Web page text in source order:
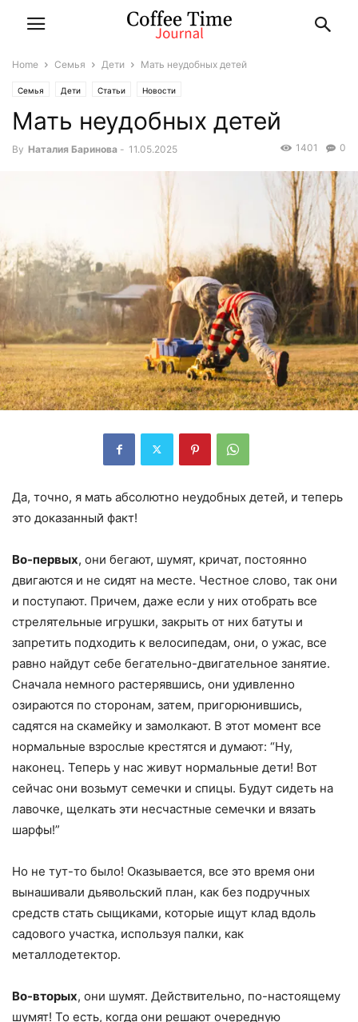
Home Семья Дети Мать неудобных детей
Семья Дети Статьи Новости
Мать неудобных детей
By Наталия Баринова - 11.05.2025 0
1401
Да, точно, я мать абсолютно неудобных детей, и теперь
это доказанный факт!
Во-первых, они бегают, шумят, кричат, постоянно
двигаются и не сидят на месте. Честное слово, так они
и поступают. Причем, даже если у них отобрать все
стрелятельные игрушки, закрыть от них батуты и
запретить подходить к велосипедам, они, о ужас, все
равно найдут себе бегательно-двигательное занятие.
Сначала немного растерявшись, они удивленно
озираются по сторонам, затем, пригорюнившись,
садятся на скамейку и замолкают. В этот момент все
нормальные взрослые крестятся и думают: “Ну,
наконец. Теперь у нас живут нормальные дети! Вот
сейчас они возьмут семечки и спицы. Будут сидеть на
лавочке, щелкать эти несчастные семечки и вязать
шарфы!”
Но не тут-то было! Оказывается, все это время они
вынашивали дьявольский план, как без подручных
средств стать сыщиками, которые ищут клад вдоль
садового участка, используя палки, как
металлодетектор.
Во-вторых, они шумят. Действительно, по-настоящему
шумят! То есть, когда они решают очередную